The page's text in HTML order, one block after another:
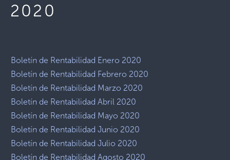
2020
Boletín de Rentabilidad Enero 2020
Boletín de Rentabilidad Febrero 2020
Boletín de Rentabilidad Marzo 2020
Boletín de Rentabilidad Abril 2020
Boletín de Rentabilidad Mayo 2020
Boletín de Rentabilidad Junio 2020
Boletín de Rentabilidad Julio 2020
Boletín de Rentabilidad Agosto 2020